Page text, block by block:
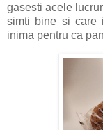
gasesti acele
simti bine si care
inima pentru ca